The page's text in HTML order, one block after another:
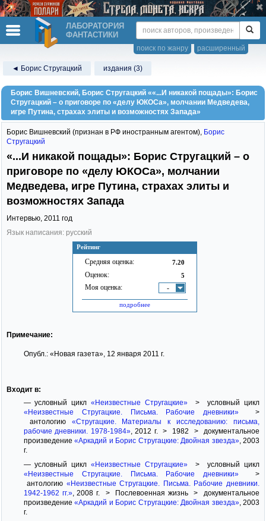
ЛАБОРАТОРИЯ
ФАНТАСТИКИ
расширенный
поиск по жанру
◄ Борис Стругацкий издания (3)
Борис Вишневский, Борис Стругацкий ««...И никакой пощады»: Борис
Стругацкий – о приговоре по «делу ЮКОСа», молчании Медведева,
игре Путина, страхах элиты и возможностях Запада»
Рейтинг
Средняя оценка: 7.20
Оценок: 5
Моя оценка: -
подробнее
Борис Вишневский (признан в РФ иностранным агентом), Борис
Стругацкий
«...И никакой пощады»: Борис Стругацкий – о
приговоре по «делу ЮКОСа», молчании
Медведева, игре Путина, страхах элиты и
возможностях Запада
Интервью, 2011 год
Язык написания: русский
Примечание:
Опубл.: «Новая газета», 12 января 2011 г.
Входит в:
— условный цикл «Неизвестные Стругацкие»> условный цикл
«Неизвестные Стругацкие. Письма. Рабочие дневники» >
антологию «Стругацкие. Материалы к исследованию: письма,
рабочие дневники. 1978-1984», 2012 г. > 1982 > документальное
произведение«Аркадий и Борис Стругацкие: Двойная звезда», 2003
г.
— условный цикл «Неизвестные Стругацкие»> условный цикл
«Неизвестные Стругацкие. Письма. Рабочие дневники» >
антологию «Неизвестные Стругацкие. Письма. Рабочие дневники.
1942-1962 гг.», 2008 г. > Послевоенная жизнь > документальное
произведение«Аркадий и Борис Стругацкие: Двойная звезда», 2003
г.